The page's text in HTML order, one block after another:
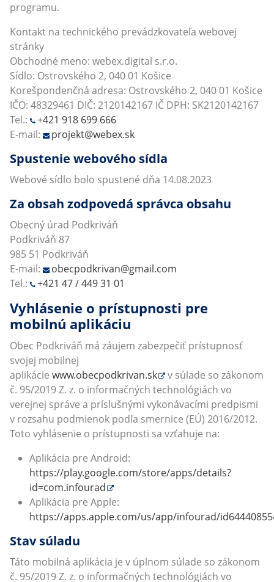
programu.
Kontakt na technického prevádzkovateľa webovej
stránky
Obchodné meno: webex.digital s.r.o.
Sídlo: Ostrovského 2, 040 01 Košice
Korešpondenčná adresa: Ostrovského 2, 040 01 Košice
IČO: 48329461 DIČ: 2120142167 IČ DPH: SK2120142167
Tel.:
+421 918 699 666
E-mail:
projekt@webex.sk
Spustenie webového sídla
Webové sídlo bolo spustené dňa 14.08.2023
Za obsah zodpovedá správca obsahu
Obecný úrad Podkriváň
Podkriváň 87
985 51 Podkriváň
E-mail:
obecpodkrivan@gmail.com
Tel.:
+421 47 / 449 31 01
Vyhlásenie o prístupnosti pre
mobilnú aplikáciu
Obec Podkriváň má záujem zabezpečiť prístupnosť
svojej mobilnej
aplikácie www.obecpodkrivan.sk
v súlade so zákonom
č. 95/2019 Z. z. o informačných technológiách vo
verejnej správe a príslušnými vykonávacími predpismi
v rozsahu podmienok podľa smernice (EÚ) 2016/2012.
Toto vyhlásenie o prístupnosti sa vzťahuje na:
Aplikácia pre Android:
https://play.google.com/store/apps/details?
id=com.infourad
Aplikácia pre Apple:
https://apps.apple.com/us/app/infourad/
Stav súladu
Táto mobilná aplikácia je v úplnom súlade so zákonom
č. 95/2019 Z. z. o informačných technológiách vo